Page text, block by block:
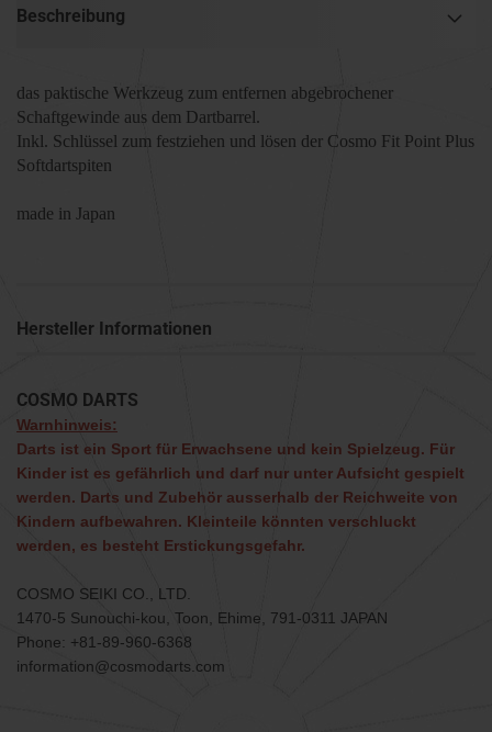
Beschreibung
das paktische Werkzeug zum entfernen abgebrochener
Schaftgewinde aus dem Dartbarrel.
Inkl. Schlüssel zum festziehen und lösen der Cosmo Fit Point Plus
Softdartspiten
made in Japan
Hersteller Informationen
COSMO DARTS
Warnhinweis:
Darts ist ein Sport für Erwachsene und kein Spielzeug. Für
Kinder ist es gefährlich und darf nur unter Aufsicht gespielt
werden. Darts und Zubehör ausserhalb der Reichweite von
Kindern aufbewahren. Kleinteile könnten verschluckt
werden, es besteht Erstickungsgefahr.
COSMO SEIKI CO., LTD.
1470-5 Sunouchi-kou, Toon, Ehime, 791-0311 JAPAN
Phone: +81-89-960-6368
information@cosmodarts.com